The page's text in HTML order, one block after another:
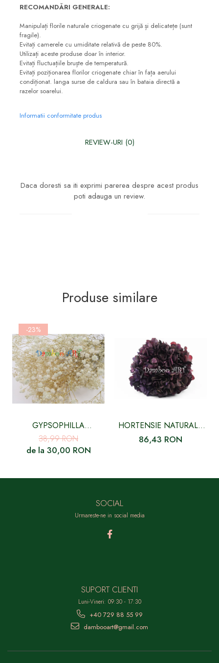
RECOMANDĂRI GENERALE:
Manipulați florile naturale criogenate cu grijă și delicatețe (sunt
fragile).
Evitați camerele cu umiditate relativă de peste 80%.
Utilizați aceste produse doar în interior.
Evitați fluctuațiile bruște de temperatură.
Evitați poziționarea florilor criogenate chiar în fața aerului
condiționat. langa surse de caldura sau în bataia directă a
razelor soarelui.
Informatii conformitate produs
REVIEW-URI (0)
Daca doresti sa iti exprimi parerea despre acest produs
poti adauga un review.
Produse similare
-23%
GYPSOPHILLA
CRIOGENATA ALBA
38,99 RON
de la 30,00 RON
HORTENSIE NATURALA
STABILIZATA, MOV
86,43 RON
SOCIAL
Urmareste-ne in social media
SUPORT CLIENTI
Luni-Vineri: 09:30 - 17:30
+40 729 88 55 99
dambooart@gmail.com